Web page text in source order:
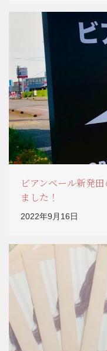
ビアンベール新発
ました！
2022年9月16日